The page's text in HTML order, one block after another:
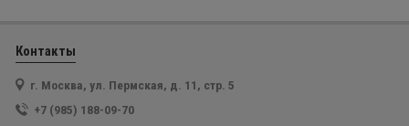
Контакты
г. Москва, ул. Пермская, д. 11, стр. 5
+7 (985) 188-09-70